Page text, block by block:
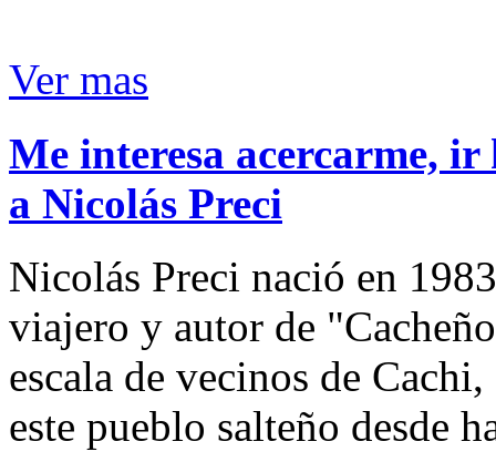
Ver mas
Me interesa acercarme,
a Nicolás Preci
Nicolás Preci nació en
viajero y autor de
escala de vecinos de
este pueblo salteño desde